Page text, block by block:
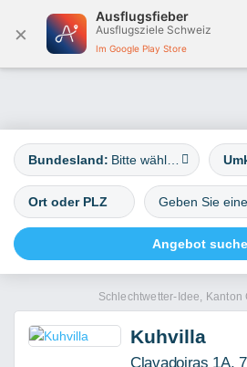
×
Ausflugsfieber
Ausflugsziele Schweiz
Im Google Play Store
Bundesland:
Schlechtwetter-Idee, Kanton
Kuhvilla
Clavadoiras 1A,